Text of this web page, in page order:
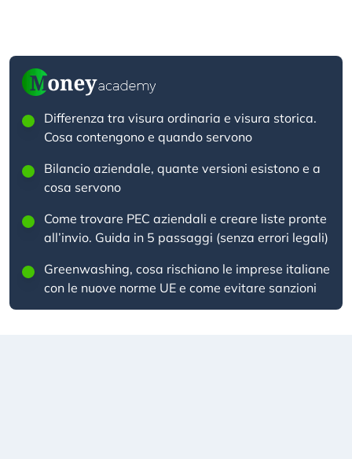
Differenza tra visura ordinaria e visura storica.
Cosa contengono e quando servono
Bilancio aziendale, quante versioni esistono e a
cosa servono
Come trovare PEC aziendali e creare liste pronte
all’invio. Guida in 5 passaggi (senza errori legali)
Greenwashing, cosa rischiano le imprese italiane
con le nuove norme UE e come evitare sanzioni